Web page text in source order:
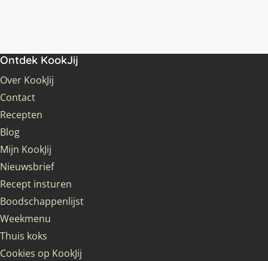
Ontdek KookJij
Over KookJij
Contact
Recepten
Blog
Mijn KookJij
Nieuwsbrief
Recept insturen
Boodschappenlijst
Weekmenu
Thuis koks
Cookies op KookJij